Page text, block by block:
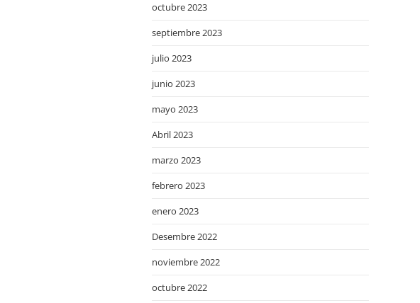
octubre 2023
septiembre 2023
julio 2023
junio 2023
mayo 2023
Abril 2023
marzo 2023
febrero 2023
enero 2023
Desembre 2022
noviembre 2022
octubre 2022